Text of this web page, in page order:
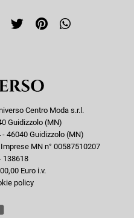
Centro Moda s.r.l.
Guidizzolo (MN)
46040 Guidizzolo (MN)
MN n° 00587510207
138618
Euro i.v.
policy